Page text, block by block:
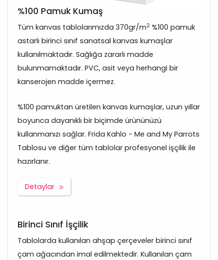
%100 Pamuk Kumaş
Tüm kanvas tablolarımızda 370gr/m2 %100 pamuk
astarlı birinci sınıf sanatsal kanvas kumaşlar
kullanılmaktadır. Sağlığa zararlı madde
bulunmamaktadır. PVC, asit veya herhangi bir
kanserojen madde içermez.
%100 pamuktan üretilen kanvas kumaşlar, uzun yıllar
boyunca dayanıklı bir biçimde ürününüzü
kullanmanızı sağlar. Frida Kahlo - Me and My Parrots
Tablosu ve diğer tüm tablolar profesyonel işçilik ile
hazırlanır.
Detaylar
Birinci Sınıf İşçilik
Tablolarda kullanılan ahşap çerçeveler birinci sınıf
çam ağacından imal edilmektedir. Kullanılan çam